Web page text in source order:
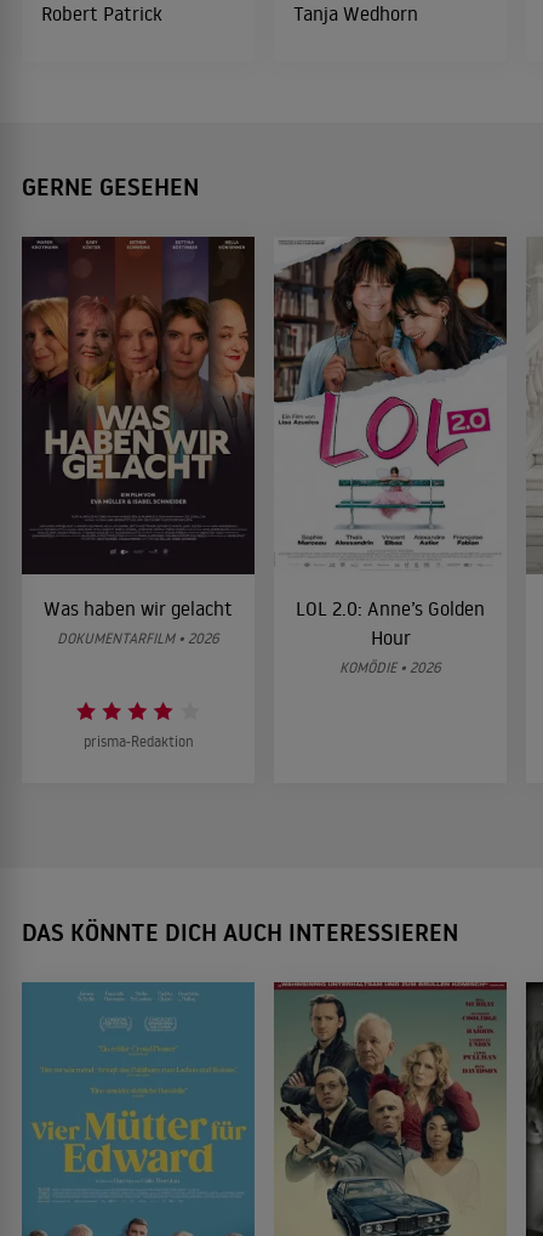
Robert Patrick Tanja Wedhorn
GERNE GESEHEN
Was haben wir gelacht
DOKUMENTARFILM • 2026
prisma-Redaktion
LOL 2.0: Anne’s Golden
Hour
KOMÖDIE • 2026
DAS KÖNNTE DICH AUCH INTERESSIEREN